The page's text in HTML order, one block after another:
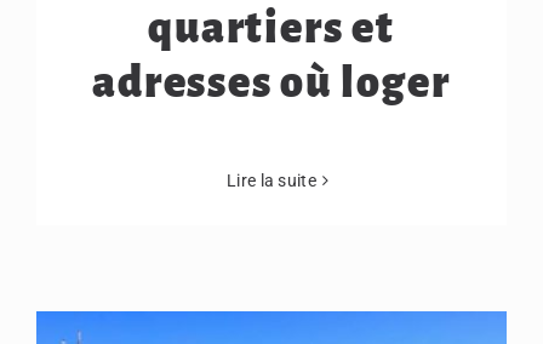
quartiers et
adresses où loger
Lire la suite